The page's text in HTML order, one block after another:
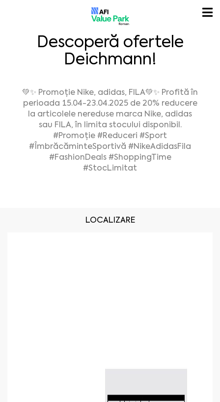
Descoperă ofertele
Deichmann!
💚✨ Promoție Nike, adidas, FILA💚✨ Profită în
perioada 15.04-23.04.2025 de 20% reducere
la articolele nereduse marca Nike, adidas
sau FILA, în limita stocului disponibil.
#Promoție#Reduceri #Sport
#ÎmbrăcăminteSportivă #NikeAdidasFila
#FashionDeals #ShoppingTime
#StocLimitat
LOCALIZARE